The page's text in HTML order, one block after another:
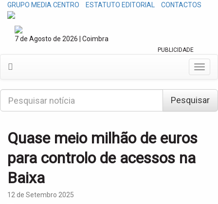
GRUPO MEDIA CENTRO ESTATUTO EDITORIAL CONTACTOS
7 de Agosto de 2026 | Coimbra
PUBLICIDADE
T
o
g
P
s
Pesquisar
Quase meio milhão de euros
para controlo de acessos na
Baixa
12 de Setembro 2025